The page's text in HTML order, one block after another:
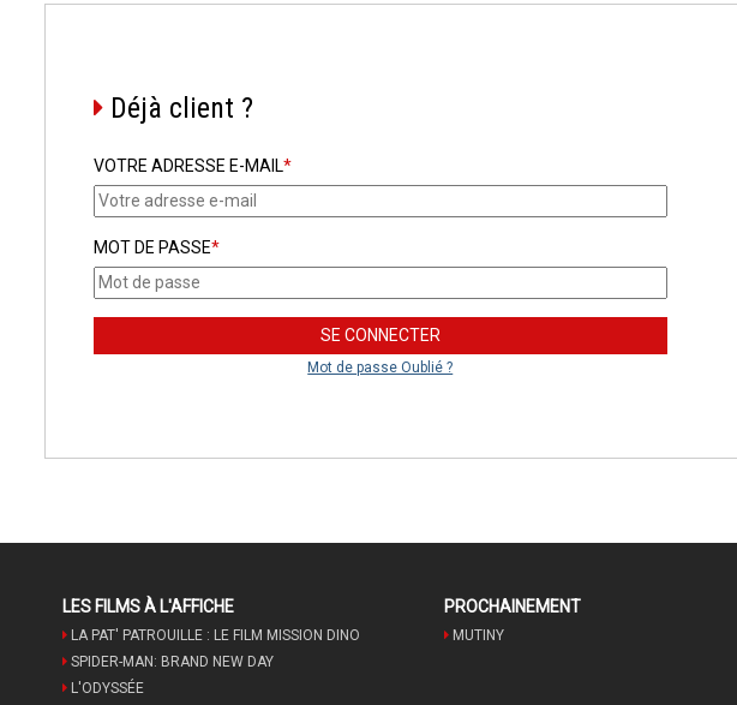
Déjà client ?
VOTRE ADRESSE E-MAIL*
MOT DE PASSE*
Mot de passe Oublié ?
LES FILMS À L'AFFICHE
LA PAT' PATROUILLE : LE FILM MISSION DINO
SPIDER-MAN: BRAND NEW DAY
L'ODYSSÉE
PROCHAINEMENT
MUTINY